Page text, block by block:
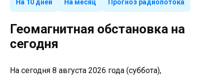
На 10 дней На месяц Прогноз радиопотока
Геомагнитная обстановка на
сегодня
На сегодня 8 августа 2026 года (суббота),